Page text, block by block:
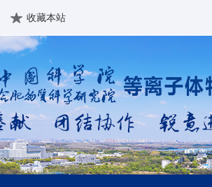
收藏本站